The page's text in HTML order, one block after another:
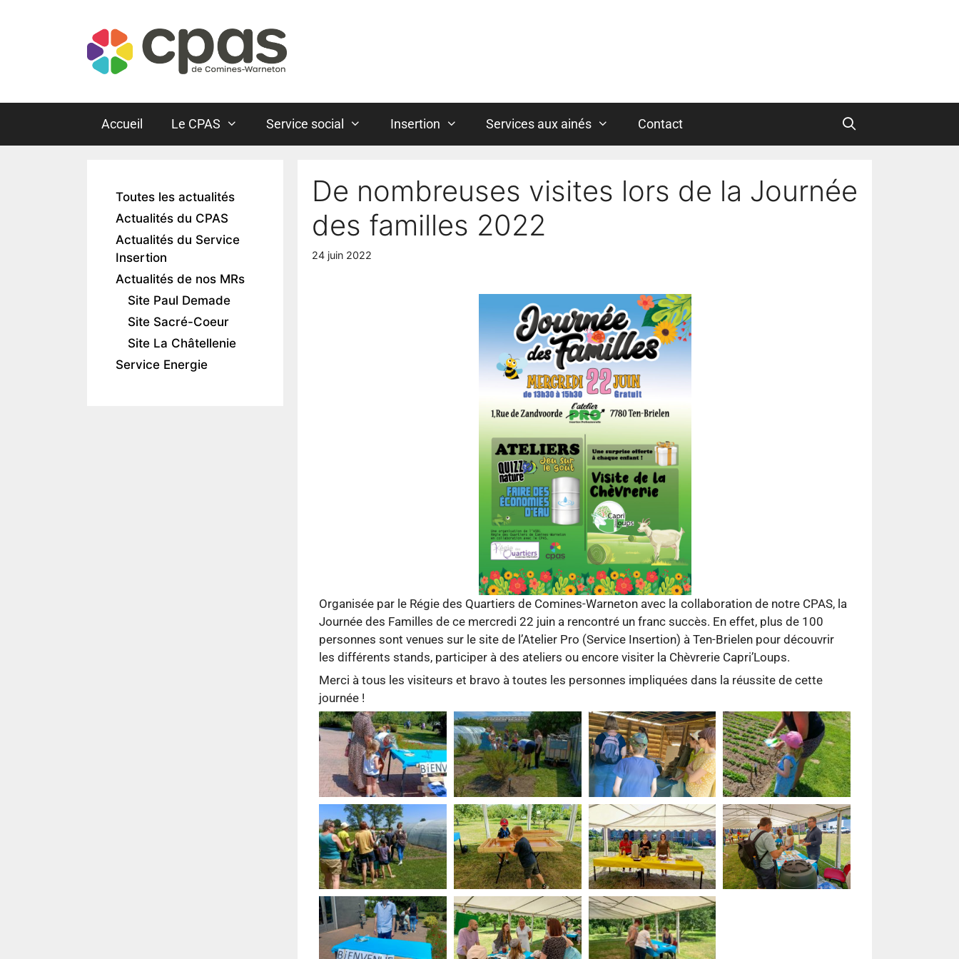
Accueil Le CPAS Service social Insertion Services aux ainés Contact
De nombreuses visites lors de la Journée
des familles 2022
24 juin 2022
Organisée par le Régie des Quartiers de Comines-Warneton avec la collaboration de notre CPAS, la
Journée des Familles de ce mercredi 22 juin a rencontré un franc succès. En effet, plus de 100
personnes sont venues sur le site de l’Atelier Pro (Service Insertion) à Ten-Brielen pour découvrir
les différents stands, participer à des ateliers ou encore visiter la Chèvrerie Capri’Loups.
Merci à tous les visiteurs et bravo à toutes les personnes impliquées dans la réussite de cette
journée !
Toutes les actualités
Actualités du CPAS
Actualités du Service
Insertion
Actualités de nos MRs
Site Paul Demade
Site Sacré-Coeur
Site La Châtellenie
Service Energie